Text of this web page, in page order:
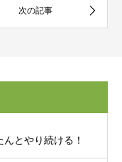
んとやり続ける！